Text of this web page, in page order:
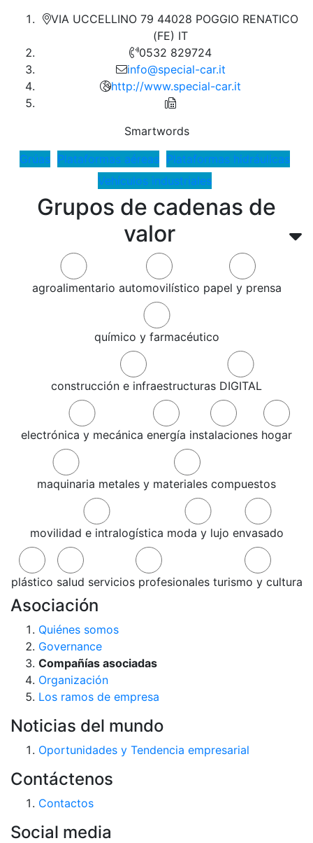
Grupos de cadenas de
valor
agroalimentario automovilístico papel y prensa
químico y farmacéutico
construcción e infraestructuras DIGITAL
electrónica y mecánica energía instalaciones hogar
maquinaria metales y materiales compuestos
movilidad e intralogística moda y lujo envasado
plástico salud servicios profesionales turismo y cultura
VIA UCCELLINO 79 44028 POGGIO RENATICO
(FE) IT
0532 829724
info@special-car.it
http://www.special-car.it
Smartwords
Grúas Plataformas aéreas Plataformas hidráulicas
Vehículos industriales
Asociación
Quiénes somos
Governance
Compañías asociadas
Organización
Los ramos de empresa
Noticias del mundo
Oportunidades y Tendencia empresarial
Contáctenos
Contactos
Social media